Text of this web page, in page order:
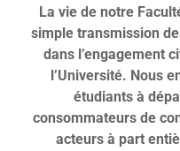
La vie de notre
simple transmission
dans l’engagement
l’Université. Nous
étudiants à
consommateurs de
acteurs à part